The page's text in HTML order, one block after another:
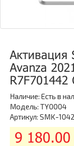
Активация
Avanza
R7F701442
Наличие: Есть в
Модель: TY0004
Артикул: SMK-
9 180.00